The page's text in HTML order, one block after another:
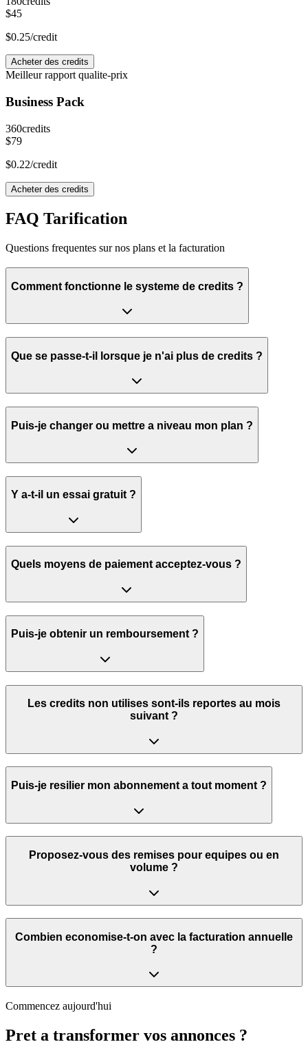
$45
$0.25/credit
Acheter des credits
Meilleur rapport qualite-prix
Business Pack
360credits
$79
$0.22/credit
Acheter des credits
FAQ Tarification
Questions frequentes sur nos plans et la facturation
Comment fonctionne le systeme de credits ?
Que se passe-t-il lorsque je n'ai plus de credits ?
Puis-je changer ou mettre a niveau mon plan ?
Y a-t-il un essai gratuit ?
Quels moyens de paiement acceptez-vous ?
Puis-je obtenir un remboursement ?
Les credits non utilises sont-ils reportes au mois
suivant ?
Puis-je resilier mon abonnement a tout moment ?
Proposez-vous des remises pour equipes ou en
volume ?
Combien economise-t-on avec la facturation annuelle
?
Commencez aujourd'hui
Pret a transformer vos annonces ?